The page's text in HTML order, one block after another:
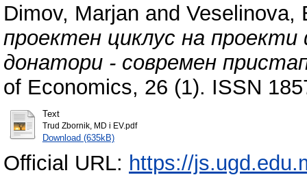
Dimov, Marjan and Veselinova,
проектен циклус на
донатори - современ
of Economics, 26 (1). ISSN
Text
Trud Zbornik, MD i EV.pdf
Download (635kB)
Official URL: https://